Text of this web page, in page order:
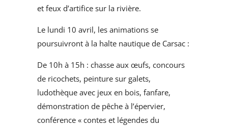
et feux d’artifice sur la rivière.
Le lundi 10 avril, les animations se
poursuivront à la halte nautique de Carsac :
De 10h à 15h : chasse aux œufs, concours
de ricochets, peinture sur galets,
ludothèque avec jeux en bois, fanfare,
démonstration de pêche à l’épervier,
conférence « contes et légendes du